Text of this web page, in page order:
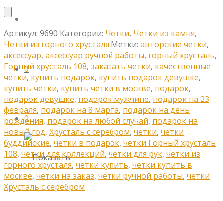
0
0
Артикул: 9690 Категории: Четки, Четки из камня,
Четки из горного хрусталя Метки: авторские четки,
аксессуар, аксессуар ручной работы, горный хрусталь,
Горный хрусталь 108, заказать четки, качественные
четки, купить подарок, купить подарок девушке,
купить четки, купить четки в москве, подарок,
подарок девушке, подарок мужчине, подарок на 23
февраля, подарок на 8 марта, подарок на день
рождения, подарок на любой случай, подарок на
новый год, Хрусталь с серебром, четки, четки
буддийские, четки в подарок, четки Горный хрусталь
108, четки для коллекций, четки для рук, четки из
горного хрусталя, четки купить, четки купить в
москве, четки на заказ, четки ручной работы, четки
Хрусталь с серебром